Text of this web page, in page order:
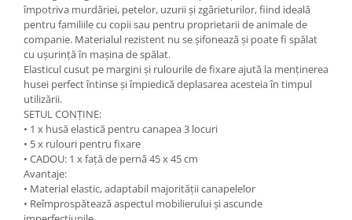
împotriva murdăriei, petelor, uzurii și zgârieturilor, fiind ideală
pentru familiile cu copii sau pentru proprietarii de animale de
companie. Materialul rezistent nu se șifonează și poate fi spălat
cu ușurință în mașina de spălat.
Elasticul cusut pe margini și rulourile de fixare ajută la menținerea
husei perfect întinse și împiedică deplasarea acesteia în timpul
utilizării.
SETUL CONȚINE:
• 1 x husă elastică pentru canapea 3 locuri
• 5 x rulouri pentru fixare
• CADOU: 1 x față de pernă 45 x 45 cm
Avantaje:
• Material elastic, adaptabil majorității canapelelor
• Reîmprospătează aspectul mobilierului și ascunde